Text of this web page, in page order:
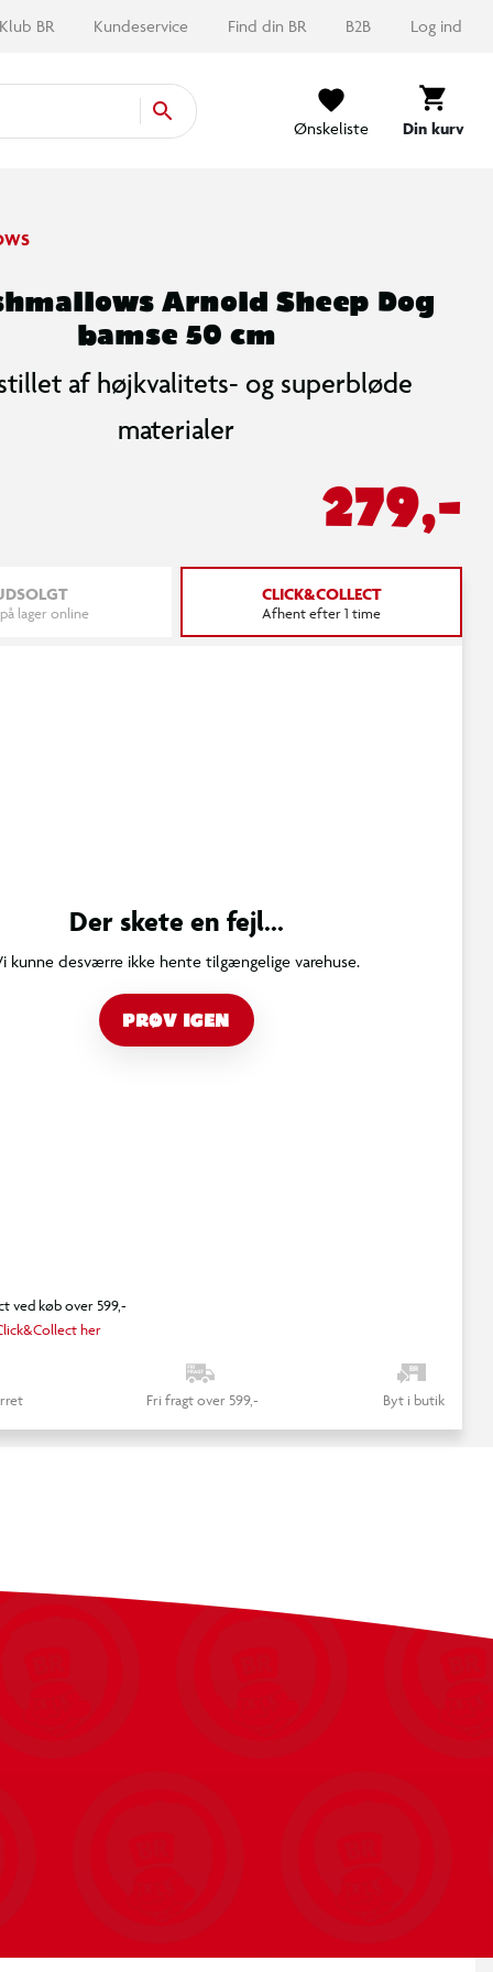
Klub BR Kundeservice Find din BR B2B Log ind
Ønskeliste Din kurv
Arnold Sheep Dog
bamse 50 cm
af højkvalitets- og superbløde
materialer
279,-
lager online
CLICK&COLLECT
Afhent efter 1 time
Der skete en fejl...
kunne desværre ikke hente tilgængelige varehuse.
PRØV IGEN
ved køb over 599,-
her
Fri fragt over 599,- Byt i butik